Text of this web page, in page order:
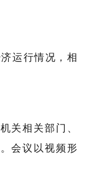
运行情况，相
关相关部门、
会议以视频形